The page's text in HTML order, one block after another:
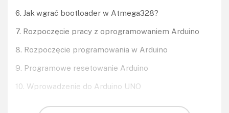
6. Jak wgrać bootloader w Atmega328?
7. Rozpoczęcie pracy z oprogramowaniem Arduino
8. Rozpoczęcie programowania w Arduino
9. Programowe resetowanie Arduino
10. Wprowadzenie do Arduino UNO